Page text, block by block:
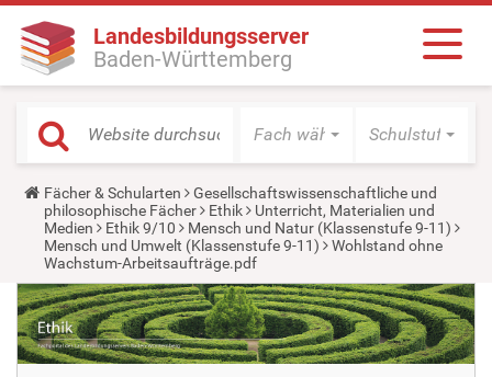
Landesbildungsserver
Baden-Württemberg
Fach wählen Schulstufe
Y
o
u
a
r
e
h
e
r
e
:
Fächer & Schularten
Gesellschaftswissenschaftliche und
philosophische Fächer
Ethik
Unterricht, Materialien und
Medien
Ethik 9/10
Mensch und Natur (Klassenstufe 9-11)
Mensch und Umwelt (Klassenstufe 9-11)
Wohlstand ohne
Wachstum-Arbeitsaufträge.pdf